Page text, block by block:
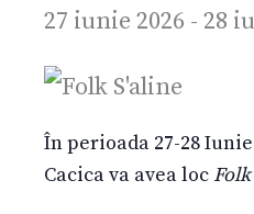
27 iunie 2026 - 28
În perioada 27-28
Cacica va avea loc Folk